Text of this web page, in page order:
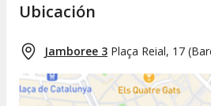
Ubicación
Jamboree 3 Plaça Reial, 17 (